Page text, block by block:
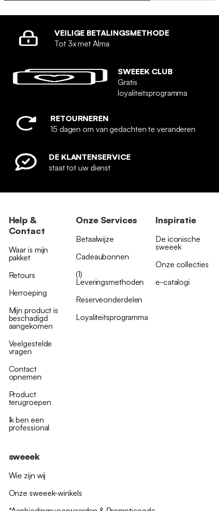
VEILIGE BETALINGSMETHODE
Tot 3x met Alma
SWEEEK CLUB
Gratis
loyaliteitsprogramma
RETOURNEREN
15 dagen om van gedachten te veranderen
DE KLANTENSERVICE
staat tot uw dienst
Help &
Contact
Waar is mijn
pakket
Retours
Herroeping
Mijn product is
beschadigd
aangekomen
Veelgestelde
vragen
Contact
opnemen
Product
terugroepen
Ik ben een
professional
Onze Services
Betaalwijze
Cadeaubonnen
(1)
Leveringsmethoden
Reserveonderdelen
Loyaliteitsprogramma
Inspiratie
De iconische
sweeek
Onze collecties
e-catalogi
sweeek
Wie zijn wij
Onze sweeek-winkels